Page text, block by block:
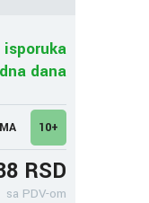
dana
10+
RSD
sa PDV-om